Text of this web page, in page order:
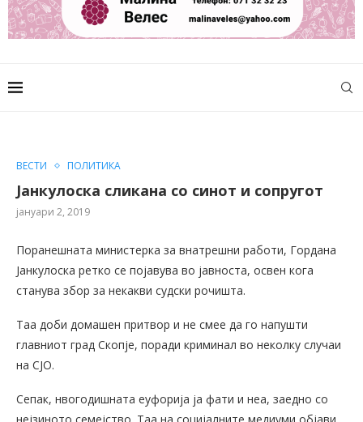
ВЕСТИ ПОЛИТИКА
Јанкулоска сликана со синот и сопругот
јануари 2, 2019
Поранешната министерка за внатрешни работи, Гордана
Јанкулоска ретко се појавува во јавноста, освен кога
станува збор за некакви судски рочишта.
Таа доби домашен притвор и не смее да го напушти
главниот град Скопје, поради криминал во неколку случаи
на СЈО.
Сепак, нвогодишната еуфорија ја фати и неа, заедно со